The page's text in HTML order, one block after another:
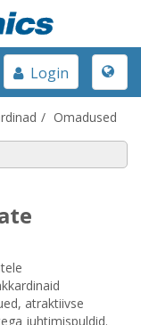
Toggle
Login
Omadused
atraktiivse
juhtimispuldid.